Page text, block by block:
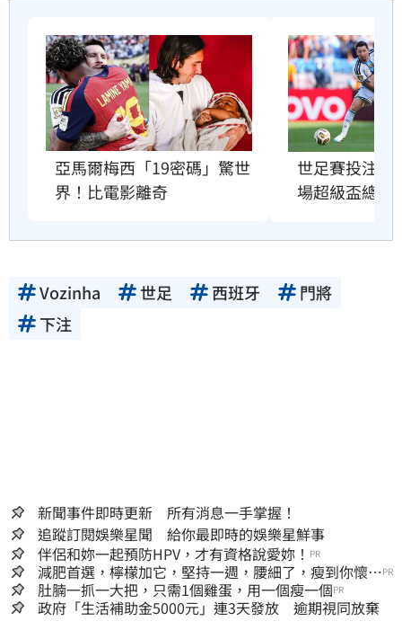
亞馬爾梅西「19密碼」驚世
界！比電影離奇
世足賽投注額
場超級盃總和
Vozinha 世足 西班牙
門將
下注
新聞事件即時更新 所有消息一手掌握！
追蹤訂閱娛樂星聞 給你最即時的娛樂星鮮事
伴侶和妳一起預防HPV，才有資格說愛妳！ PR
減肥首選，檸檬加它，堅持一週，腰細了，瘦到你懷疑
人生
PR
肚腩一抓一大把，只需1個雞蛋，用一個瘦一個PR
政府「生活補助金5000元」連3天發放 逾期視同放棄